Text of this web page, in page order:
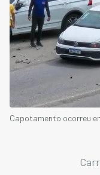
Capotamento ocorreu